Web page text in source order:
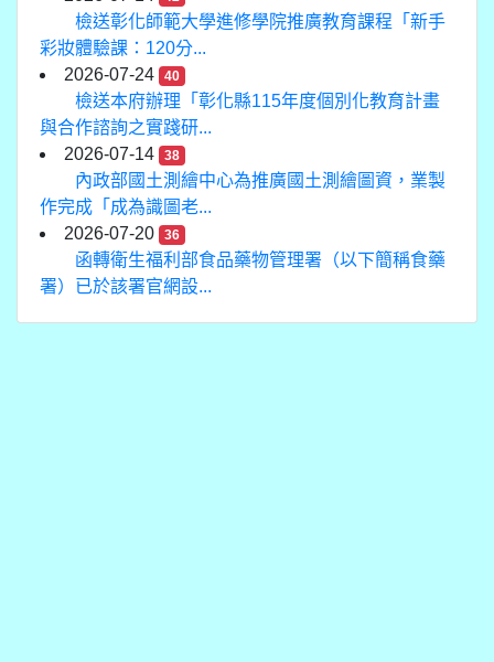
檢送彰化師範大學進修學院推廣教育課程「新手
彩妝體驗課：120分...
2026-07-24
40
檢送本府辦理「彰化縣115年度個別化教育計畫
與合作諮詢之實踐研...
2026-07-14
38
內政部國土測繪中心為推廣國土測繪圖資，業製
作完成「成為識圖老...
2026-07-20
36
函轉衛生福利部食品藥物管理署（以下簡稱食藥
署）已於該署官網設...